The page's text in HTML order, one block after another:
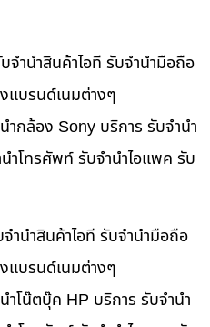
ำนำสินค้าไอที รับจำนำมือถือ
แบรนด์เนมต่างๆ
กล้อง Sony บริการ รับจำนำ
ำโทรศัพท์ รับจำนำไอแพค รับ
ำนำสินค้าไอที รับจำนำมือถือ
แบรนด์เนมต่างๆ
โน๊ตบุ๊ค HP บริการ รับจำนำ